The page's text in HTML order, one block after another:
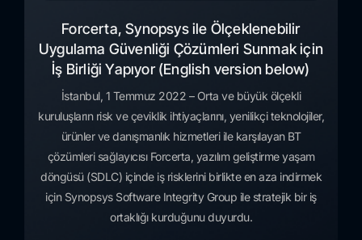
Forcerta, Synopsys ile Ölçeklenebilir
Uygulama Güvenliği Çözümleri Sunmak için
İş Birliği Yapıyor (English version below)
İstanbul, 1 Temmuz 2022 – Orta ve büyük ölçekli
kuruluşların risk ve çeviklik ihtiyaçlarını, yenilikçi teknolojiler,
ürünler ve danışmanlık hizmetleri ile karşılayan BT
çözümleri sağlayıcısı Forcerta, yazılım geliştirme yaşam
döngüsü (SDLC) içinde iş risklerini birlikte en aza indirmek
için Synopsys Software Integrity Group ile stratejik bir iş
ortaklığı kurduğunu duyurdu.